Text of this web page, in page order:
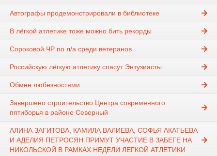
Автографы продемонстрировали в библиотеке
В лёгкой атлетике тоже можно бить рекорды
Сороковой ЧР по л/а среди ветеранов
Российскую лёгкую атлетику спасут Энтузиасты
Обмен любезностями
Завершено строительство Центра современного
пятиборья в районе Северный
АЛИНА ЗАГИТОВА, КАМИЛА ВАЛИЕВА, СОФЬЯ АКАТЬЕВА
И АДЕЛИЯ ПЕТРОСЯН ПРИМУТ УЧАСТИЕ В ЗАБЕГЕ НА
НИКОЛЬСКОЙ В РАМКАХ НЕДЕЛИ ЛЕГКОЙ АТЛЕТИКИ